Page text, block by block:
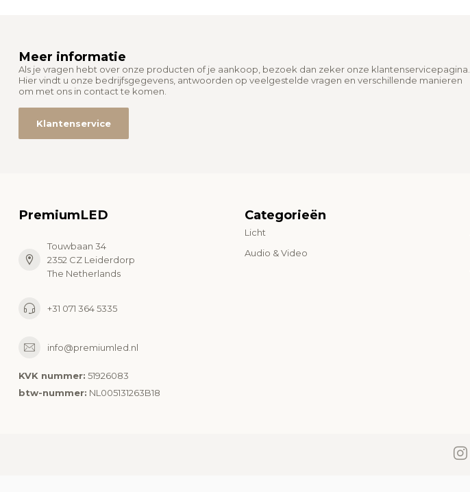
Meer informatie
Als je vragen hebt over onze producten of je aankoop, bezoek dan zeker onze klantenservicepagina.
Hier vindt u onze bedrijfsgegevens, antwoorden op veelgestelde vragen en verschillende manieren
om met ons in contact te komen.
Klantenservice
PremiumLED
Touwbaan 34
2352 CZ Leiderdorp
The Netherlands
+31 071 364 5335
info@premiumled.nl
KVK nummer: 51926083
btw-nummer: NL005131263B18
Categorieën
Licht
Audio & Video